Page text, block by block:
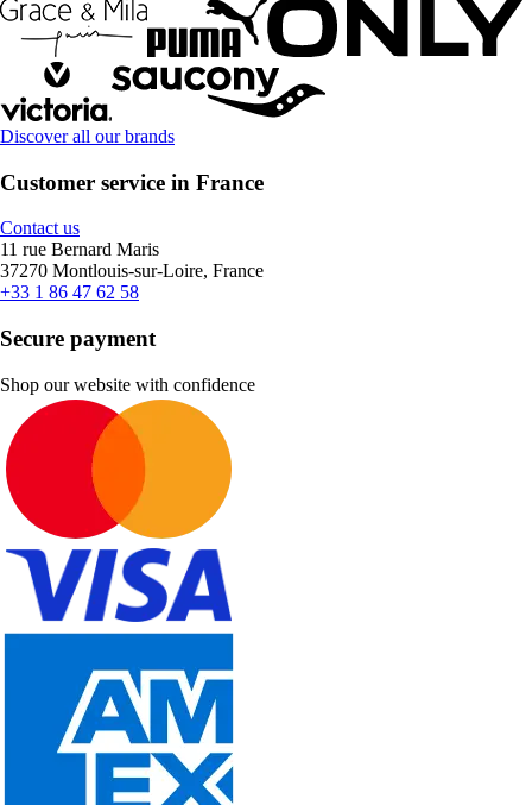
Discover all our brands
Customer service in France
Contact us
11 rue Bernard Maris
37270 Montlouis-sur-Loire, France
+33 1 86 47 62 58
Secure payment
Shop our website with confidence